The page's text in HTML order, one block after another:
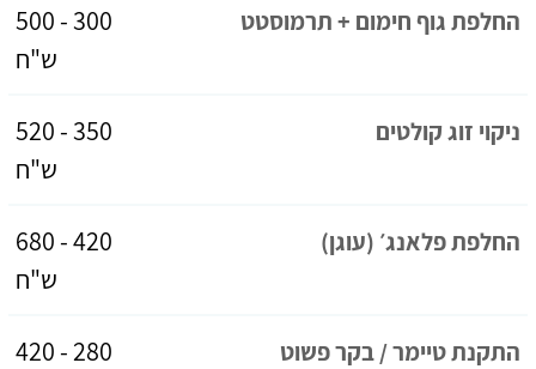
החלפת גוף חימום + תרמוסטט
300 - 500
ש"ח
ניקוי זוג קולטים
350 - 520
ש"ח
החלפת פלאנג׳ (עוגן)
420 - 680
ש"ח
התקנת טיימר / בקר פשוט
280 - 420